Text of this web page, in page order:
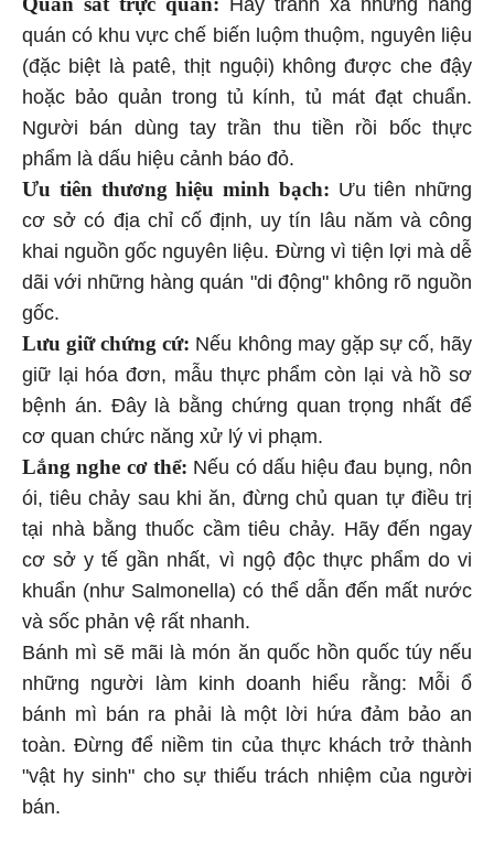
Hãy tránh xa những hàng
quán có khu vực chế biến luộm thuộm, nguyên liệu
(đặc biệt là patê, thịt nguội) không được che đậy
hoặc bảo quản trong tủ kính, tủ mát đạt chuẩn.
Người bán dùng tay trần thu tiền rồi bốc thực
phẩm là dấu hiệu cảnh báo đỏ.
Ưu tiên thương hiệu minh bạch: Ưu tiên những
cơ sở có địa chỉ cố định, uy tín lâu năm và công
khai nguồn gốc nguyên liệu. Đừng vì tiện lợi mà dễ
dãi với những hàng quán "di động" không rõ nguồn
gốc.
Lưu giữ chứng cứ: Nếu không may gặp sự cố, hãy
giữ lại hóa đơn, mẫu thực phẩm còn lại và hồ sơ
bệnh án. Đây là bằng chứng quan trọng nhất để
cơ quan chức năng xử lý vi phạm.
Lắng nghe cơ thể: Nếu có dấu hiệu đau bụng, nôn
ói, tiêu chảy sau khi ăn, đừng chủ quan tự điều trị
tại nhà bằng thuốc cầm tiêu chảy. Hãy đến ngay
cơ sở y tế gần nhất, vì ngộ độc thực phẩm do vi
khuẩn (như Salmonella) có thể dẫn đến mất nước
và sốc phản vệ rất nhanh.
Bánh mì sẽ mãi là món ăn quốc hồn quốc túy nếu
những người làm kinh doanh hiểu rằng: Mỗi ổ
bánh mì bán ra phải là một lời hứa đảm bảo an
toàn. Đừng để niềm tin của thực khách trở thành
"vật hy sinh" cho sự thiếu trách nhiệm của người
bán.